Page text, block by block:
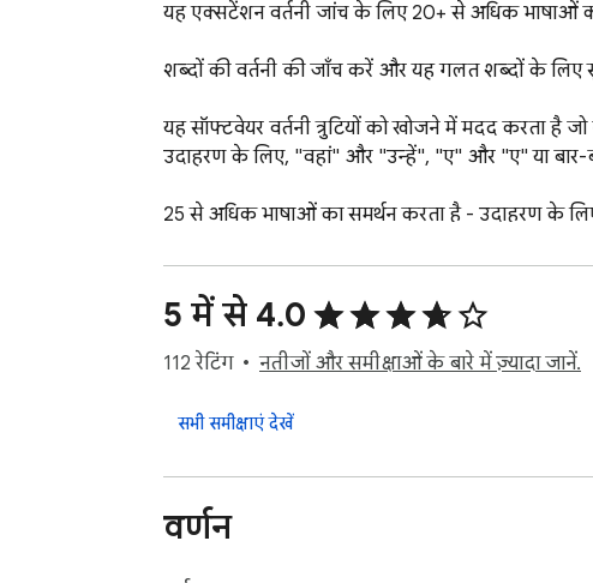
यह एक्सटेंशन वर्तनी जांच के लिए 20+ से अधिक भाषाओं
शब्दों की वर्तनी की जाँच करें और यह गलत शब्दों के
यह सॉफ्टवेयर वर्तनी त्रुटियों को खोजने में मदद करता है
उदाहरण के लिए, "वहां" और "उन्हें", "ए" और "ए" या बार-
25 से अधिक भाषाओं का समर्थन करता है - उदाहरण के
यात्राओं के बीच आपका पाठ याद किया जाता है। आप
यदि आप पाठ को जारी नहीं रखना चाहते हैं तो पाठ क्षेत्र
शब्दों की गिनती करते समय, एक अंतरिक्ष विभाजक के
संपत्ति हैं।
Google इस एक्सटेंशन का समर्थन या प्रायोजन नहीं
यह Google Inc. की सहायक कंपनी नहीं है।
5 में से 4.0
112 रेटिंग नतीजों और समीक्षाओं के बारे में ज़्यादा जानें.
सभी समीक्षाएं देखें
वर्णन